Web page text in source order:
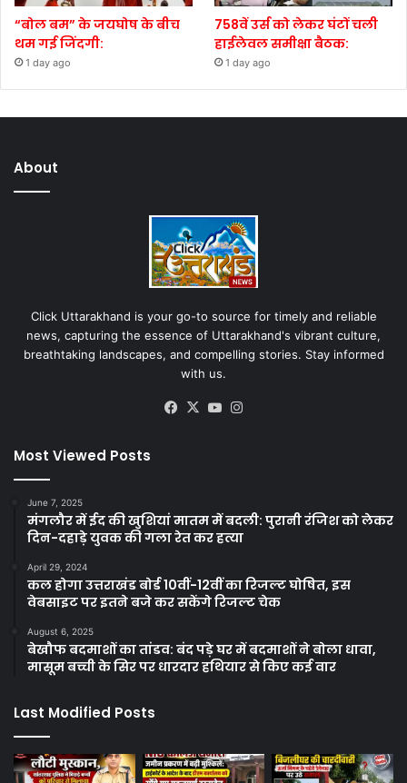
“बोल बम” के जयघोष के बीच
थम गई जिंदगी:
1 day ago
758वें उर्स को लेकर घंटों चली
हाईलेवल समीक्षा बैठक:
1 day ago
About
Click Uttarakhand is your go-to source for timely and reliable
news, capturing the essence of Uttarakhand's vibrant culture,
breathtaking landscapes, and compelling stories. Stay informed
with us.
Facebook
X YouTube
Most Viewed Posts
June 7, 2025
मंगलौर में ईद की खुशियां मातम में बदली: पुरानी रंजिश को लेकर
दिन-दहाड़े युवक की गला रेत कर हत्या
April 29, 2024
कल होगा उत्तराखंड बोर्ड 10वीं-12वीं का रिजल्ट घोषित, इस
वेबसाइट पर इतने बजे कर सकेंगे रिजल्ट चेक
August 6, 2025
बेखौफ बदमाशों का तांडव: बंद पड़े घर में बदमाशों ने बोला धावा,
मासूम बच्ची के सिर पर धारदार हथियार से किए कई वार
Last Modified Posts